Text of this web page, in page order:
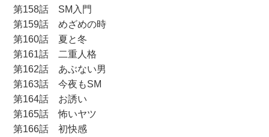
第158話 SM入門
第159話 めざめの時
第160話 夏と冬
第161話 二重人格
第162話 あぶない男
第163話 今夜もSM
第164話 お誘い
第165話 怖いヤツ
第166話 初快感